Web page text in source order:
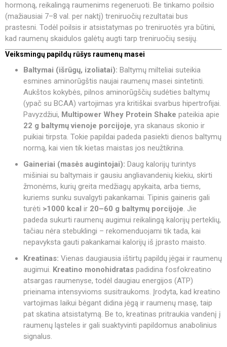
hormoną, reikalingą raumenims regeneruoti. Be tinkamo poilsio
(mažiausiai 7–8 val. per naktį) treniruočių rezultatai bus
prastesni. Todėl poilsis ir atsistatymas po treniruotės yra būtini,
kad raumenų skaidulos galėtų augti tarp treniruočių sesijų.
Veiksmingų papildų rūšys raumenų masei
Baltymai (išrūgų, izoliatai): Baltymų milteliai suteikia
esmines aminorūgštis naujai raumenų masei sintetinti.
Aukštos kokybės, pilnos aminorūgščių sudėties baltymų
(ypač su BCAA) vartojimas yra kritiškai svarbus hipertrofijai.
Pavyzdžiui, Multipower Whey Protein Shake pateikia apie
22 g baltymų vienoje porcijoje, yra skanaus skonio ir
puikiai tirpsta. Tokie papildai padeda pasiekti dienos baltymų
normą, kai vien tik kietas maistas jos neužtikrina.
Gaineriai (masės augintojai): Daug kalorijų turintys
mišiniai su baltymais ir gausiu angliavandenių kiekiu, skirti
žmonėms, kurių greita medžiagų apykaita, arba tiems,
kuriems sunku suvalgyti pakankamai. Tipinis gaineris gali
turėti >1000 kcal ir 20–60 g baltymų porcijoje. Jie
padeda sukurti raumenų augimui reikalingą kalorijų perteklių,
tačiau nėra stebuklingi – rekomenduojami tik tada, kai
nepavyksta gauti pakankamai kalorijų iš įprasto maisto.
Kreatinas: Vienas daugiausia ištirtų papildų jėgai ir raumenų
augimui. Kreatino monohidratas padidina fosfokreatino
atsargas raumenyse, todėl daugiau energijos (ATP)
prieinama intensyvioms susitraukoms. Įrodyta, kad kreatino
vartojimas laikui bėgant didina jėgą ir raumenų masę, taip
pat skatina atsistatymą. Be to, kreatinas pritraukia vandenį į
raumenų ląsteles ir gali suaktyvinti papildomus anabolinius
signalus.